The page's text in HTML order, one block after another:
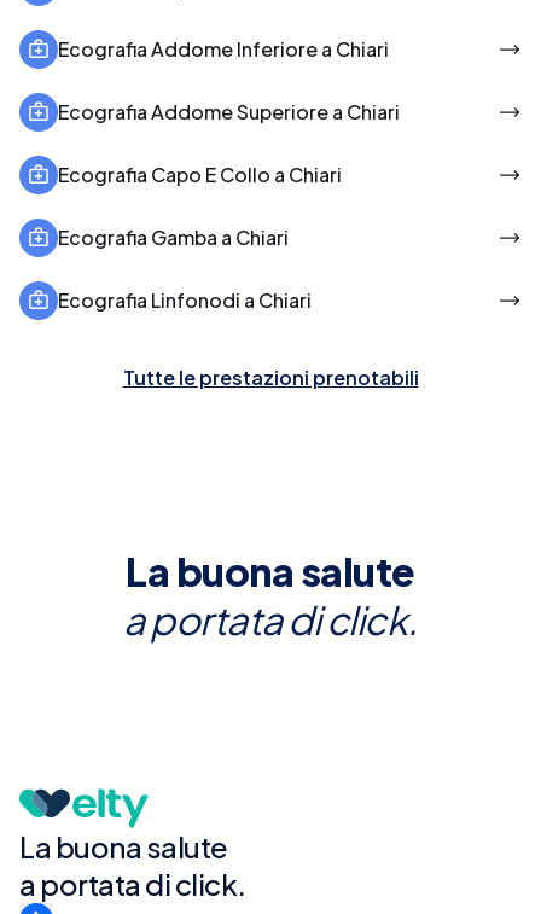
Ecografia Addome Inferiore a Chiari
Ecografia Addome Superiore a Chiari
Ecografia Capo E Collo a Chiari
Ecografia Gamba a Chiari
Ecografia Linfonodi a Chiari
Tutte le prestazioni prenotabili
La buona salute
a portata di click.
La buona salute
a portata di click.